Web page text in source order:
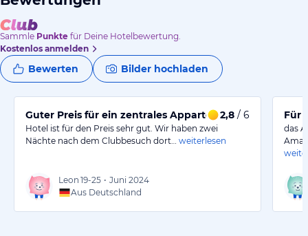
Sammle Punkte für Deine Hotelbewertung.
Kostenlos anmelden
Bewerten Bilder hochladen
Guter Preis für ein zentrales Appartement - Nicht ganz
2,8 / 6
Hotel ist für den Preis sehr gut. Wir haben zwei
Nächte nach dem Clubbesuch dort…
weiterlesen
Leon 19-25 • Juni 2024
Aus Deutschland
Für
das